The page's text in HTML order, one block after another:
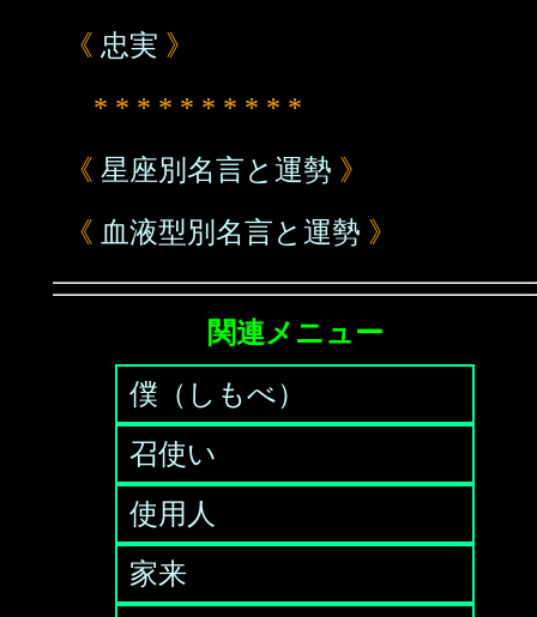
《 忠実 》
* * * * * * * * * *
《 星座別名言と運勢 》
《 血液型別名言と運勢 》
関連メニュー
僕（しもべ）
召使い
使用人
家来